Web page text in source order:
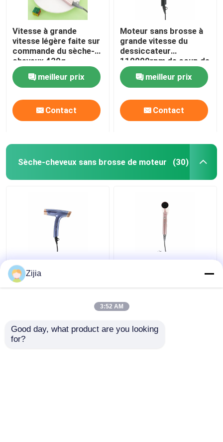
Vitesse à grande
vitesse légère faite sur
commande du sèche-
cheveux 420g
110000rpm/min
meilleur prix
Contact
Moteur sans brosse à
grande vitesse du
dessiccateur
110000rpm de coup de
sèche-cheveux
d'OEM/ODMmeilleur prix
Contact
Sèche-cheveux sans brosse de moteur (30)
Le sèche-cheveux sans
brosse à grande
vitesse de moteur pour
adapté aux besoins du
Petit type sans brosse
cheveux de voyage
Zijia
3:52 AM
Good day, what product are you looking
for?